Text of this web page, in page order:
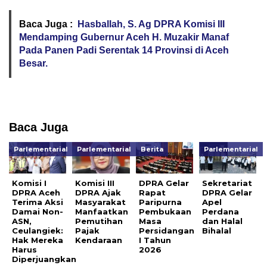
Baca Juga :
Hasballah, S. Ag DPRA Komisi III
Mendamping Gubernur Aceh H. Muzakir Manaf
Pada Panen Padi Serentak 14 Provinsi di Aceh
Besar.
Baca Juga
Parlementarial
Komisi I
DPRA Aceh
Terima Aksi
Damai Non-
ASN,
Ceulangiek:
Hak Mereka
Harus
Diperjuangkan
Parlementarial
Komisi III
DPRA Ajak
Masyarakat
Manfaatkan
Pemutihan
Pajak
Kendaraan
Berita
DPRA Gelar
Rapat
Paripurna
Pembukaan
Masa
Persidangan
I Tahun
2026
Parlementarial
Sekretariat
DPRA Gelar
Apel
Perdana
dan Halal
Bihalal